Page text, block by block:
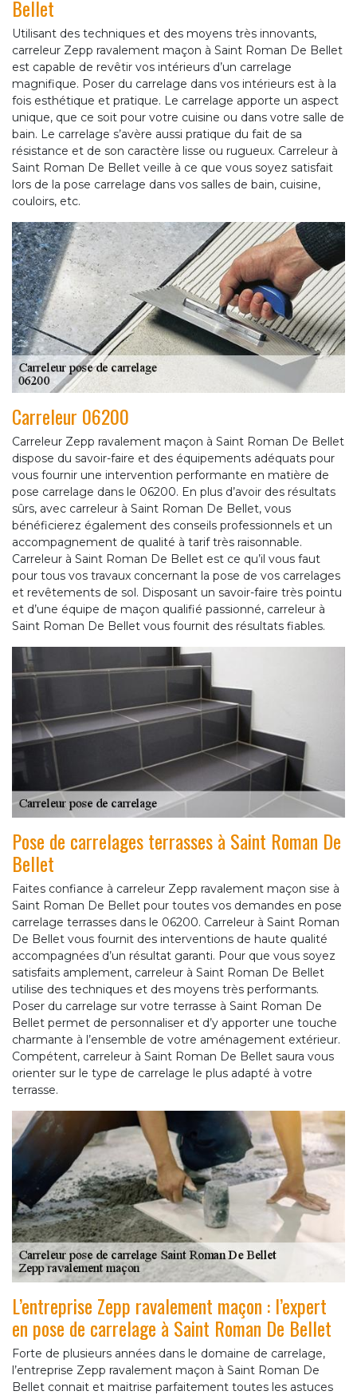
Bellet
Utilisant des techniques et des moyens très innovants,
carreleur Zepp ravalement maçon à Saint Roman De Bellet
est capable de revêtir vos intérieurs d’un carrelage
magnifique. Poser du carrelage dans vos intérieurs est à la
fois esthétique et pratique. Le carrelage apporte un aspect
unique, que ce soit pour votre cuisine ou dans votre salle de
bain. Le carrelage s’avère aussi pratique du fait de sa
résistance et de son caractère lisse ou rugueux. Carreleur à
Saint Roman De Bellet veille à ce que vous soyez satisfait
lors de la pose carrelage dans vos salles de bain, cuisine,
couloirs, etc.
Carreleur 06200
Carreleur Zepp ravalement maçon à Saint Roman De Bellet
dispose du savoir-faire et des équipements adéquats pour
vous fournir une intervention performante en matière de
pose carrelage dans le 06200. En plus d’avoir des résultats
sûrs, avec carreleur à Saint Roman De Bellet, vous
bénéficierez également des conseils professionnels et un
accompagnement de qualité à tarif très raisonnable.
Carreleur à Saint Roman De Bellet est ce qu’il vous faut
pour tous vos travaux concernant la pose de vos carrelages
et revêtements de sol. Disposant un savoir-faire très pointu
et d’une équipe de maçon qualifié passionné, carreleur à
Saint Roman De Bellet vous fournit des résultats fiables.
Pose de carrelages terrasses à Saint Roman De
Bellet
Faites confiance à carreleur Zepp ravalement maçon sise à
Saint Roman De Bellet pour toutes vos demandes en pose
carrelage terrasses dans le 06200. Carreleur à Saint Roman
De Bellet vous fournit des interventions de haute qualité
accompagnées d’un résultat garanti. Pour que vous soyez
satisfaits amplement, carreleur à Saint Roman De Bellet
utilise des techniques et des moyens très performants.
Poser du carrelage sur votre terrasse à Saint Roman De
Bellet permet de personnaliser et d’y apporter une touche
charmante à l’ensemble de votre aménagement extérieur.
Compétent, carreleur à Saint Roman De Bellet saura vous
orienter sur le type de carrelage le plus adapté à votre
terrasse.
L’entreprise Zepp ravalement maçon : l’expert
en pose de carrelage à Saint Roman De Bellet
Forte de plusieurs années dans le domaine de carrelage,
l’entreprise Zepp ravalement maçon à Saint Roman De
Bellet connait et maitrise parfaitement toutes les astuces